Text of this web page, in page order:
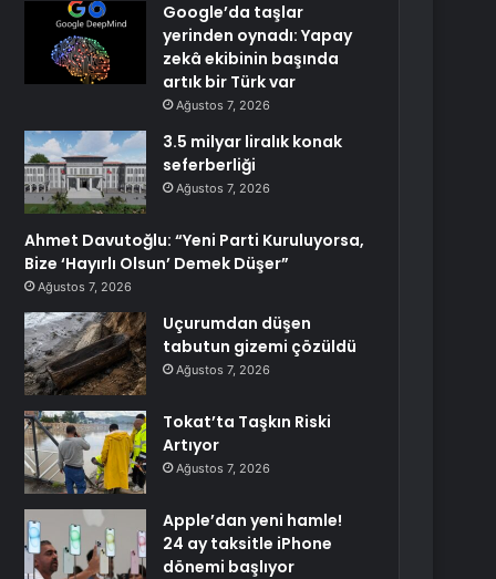
Google’da taşlar
yerinden oynadı: Yapay
zekâ ekibinin başında
artık bir Türk var
Ağustos 7, 2026
3.5 milyar liralık konak
seferberliği
Ağustos 7, 2026
Ahmet Davutoğlu: “Yeni Parti Kuruluyorsa,
Bize ‘Hayırlı Olsun’ Demek Düşer”
Ağustos 7, 2026
Uçurumdan düşen
tabutun gizemi çözüldü
Ağustos 7, 2026
Tokat’ta Taşkın Riski
Artıyor
Ağustos 7, 2026
Apple’dan yeni hamle!
24 ay taksitle iPhone
dönemi başlıyor